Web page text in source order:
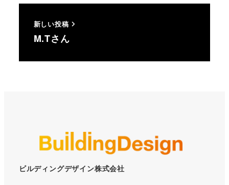
新しい投稿
M.Tさん
ビルディングデザイン株式会社